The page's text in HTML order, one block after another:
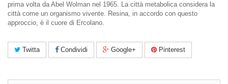
prima volta da Abel Wolman nel 1965. La città metabolica considera la
città come un organismo vivente. Resina, in accordo con questo
approccio, è il cuore di Ercolano.
Twitta Condividi Google+ Pinterest